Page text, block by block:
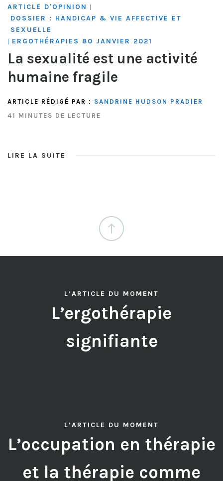
ARTICLE D'OPINION |
DOSSIER : HANDICAP & VIE AFFECTIVE ET
SEXUELLE
| ERGOTHÉRAPIES 80 JANVIER 2021
La sexualité est une activité
humaine fragile
ARTICLE RÉDIGÉ PAR : SANDRINE HUDSON PRADIER
41 MINUTES DE LECTURE
LIRE LA SUITE
L’ARTICLE DU MOMENT
L’ergothérapie
signifiante
L’ARTICLE DU MOMENT
L’occupation en thérapie
et la thérapie comme